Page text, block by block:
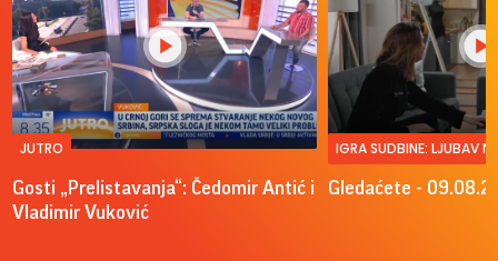
JUTRO
Gosti „Prelistavanja“: Čedomir Antić i
Vladimir Vuković
IGRA SUDBINE: LJUBAV
Gledaćete -